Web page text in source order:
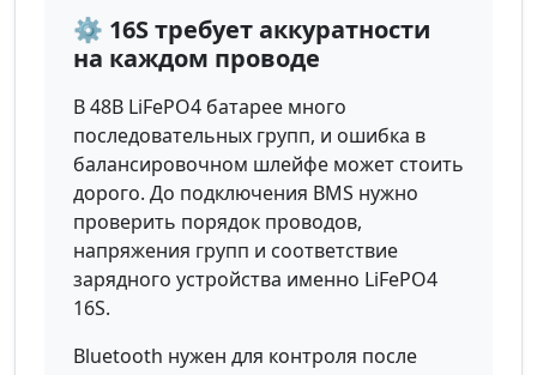
⚙️ 16S требует аккуратности
на каждом проводе
В 48В LiFePO4 батарее много
последовательных групп, и ошибка в
балансировочном шлейфе может стоить
дорого. До подключения BMS нужно
проверить порядок проводов,
напряжения групп и соответствие
зарядного устройства именно LiFePO4
16S.
Bluetooth нужен для контроля после